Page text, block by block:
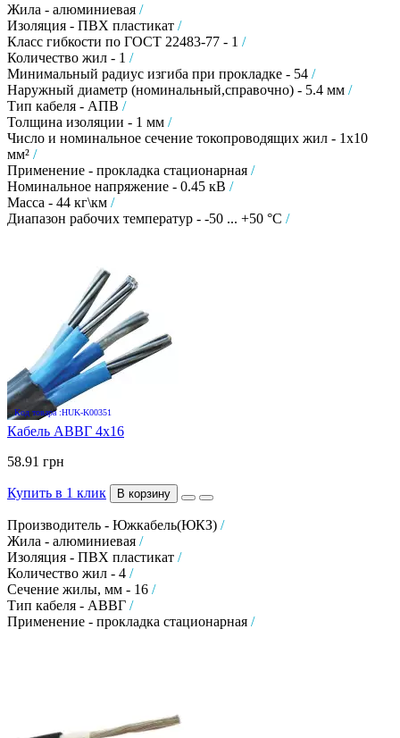
Жила - алюминиевая /
Изоляция - ПВХ пластикат /
Класс гибкости по ГОСТ 22483-77 - 1 /
Количество жил - 1 /
Минимальный радиус изгиба при прокладке - 54 /
Наружный диаметр (номинальный,справочно) - 5.4 мм /
Тип кабеля - АПВ /
Толщина изоляции - 1 мм /
Число и номинальное сечение токопроводящих жил - 1х10
мм² /
Применение - прокладка стационарная /
Номинальное напряжение - 0.45 кВ /
Масса - 44 кг\км /
Диапазон рабочих температур - -50 ... +50 °C /
Код товара :HUK-K00351
Кабель АВВГ 4х16
58.91 грн
Купить в 1 клик В корзину
Производитель - Южкабель(ЮКЗ) /
Жила - алюминиевая /
Изоляция - ПВХ пластикат /
Количество жил - 4 /
Сечение жилы, мм - 16 /
Тип кабеля - АВВГ /
Применение - прокладка стационарная /